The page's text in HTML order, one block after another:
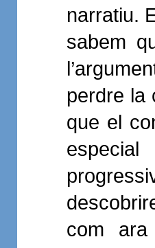
narratiu.
sabem
perdre la
que el
com